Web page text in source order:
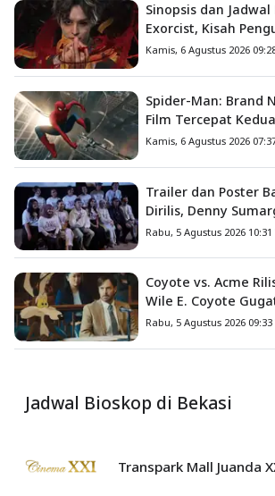
Sinopsis dan
Exorcist, Kisah
Melawan Kutukan
Kamis, 6 Agustus 2026
Spider-Man: Brand
Film Tercepat
Tembus US$1 Miliar
Kamis, 6 Agustus 2026
Trailer dan Poster
Dirilis, Denny
Nyata Fanny
Rabu, 5 Agustus 2026 10:31
Coyote vs. Acme
Wile E. Coyote
Corporation ke
Rabu, 5 Agustus 2026 09:33
Jadwal Bioskop di Bekasi
Transpark Mall Juanda